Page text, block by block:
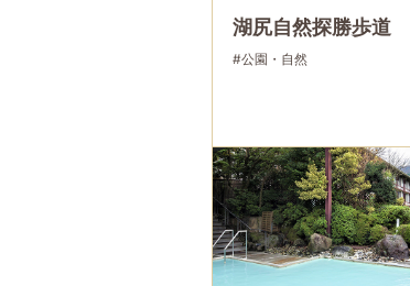
湖尻自然探勝歩道
#公園・自然